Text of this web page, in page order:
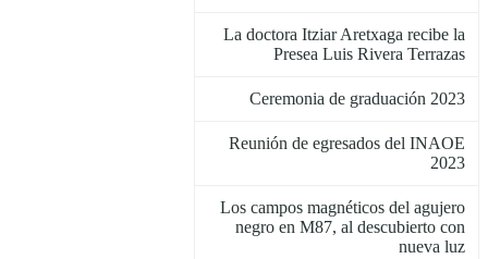
La doctora Itziar Aretxaga recibe la
Presea Luis Rivera Terrazas
Ceremonia de graduación 2023
Reunión de egresados del INAOE
2023
Los campos magnéticos del agujero
negro en M87, al descubierto con
nueva luz